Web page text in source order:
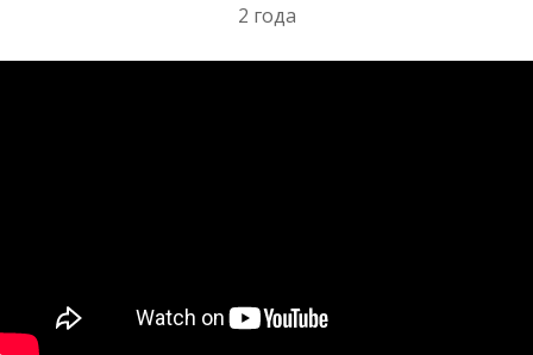
2 года